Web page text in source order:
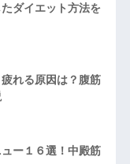
ダイエット方法を
れる原因は？腹筋
ー１６選！中殿筋